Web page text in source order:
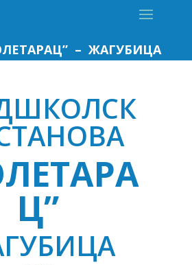
– ЖАГУБИЦА
Ц”